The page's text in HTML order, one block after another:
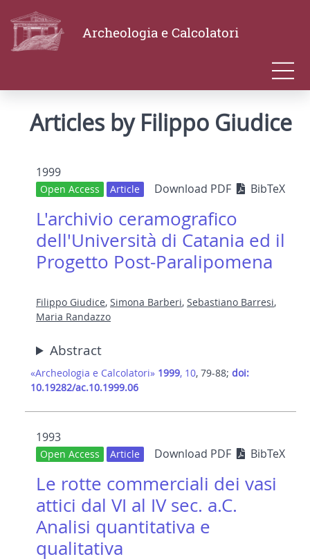
Archeologia e Calcolatori
Articles by Filippo Giudice
1999
Open Access Article Download PDF BibTeX
L'archivio ceramografico
dell'Università di Catania ed il
Progetto Post-Paralipomena
Filippo Giudice, Simona Barberi, Sebastiano Barresi,
Maria Randazzo
Abstract
«Archeologia e Calcolatori» 1999, 10, 79-88; doi:
10.19282/ac.10.1999.06
1993
Open Access Article Download PDF BibTeX
Le rotte commerciali dei vasi
attici dal VI al IV sec. a.C.
Analisi quantitativa e
qualitativa